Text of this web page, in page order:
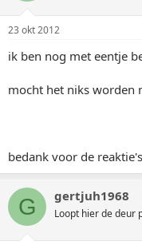
23 okt 2012
ik ben nog met eentje
mocht het niks worden
bedank voor de reaktie's
G gertjuh1968
Loopt hier de deur